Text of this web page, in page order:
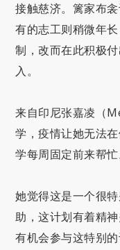
接触慈济。篱家布
有的志工则稍微年
制，改而在此积极
入。
来自印尼张嘉凌（
学，疫情让她无法
学每周固定前来帮忙
她觉得这是一个很
助，这计划有着精
有机会参与这特别